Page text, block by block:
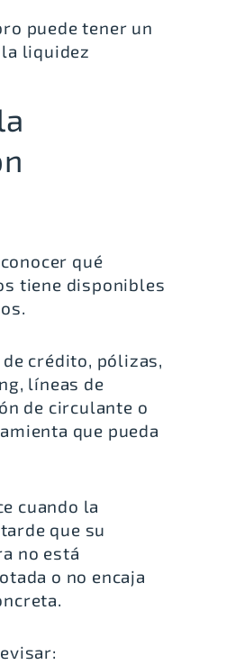
puede tener un
liquidez
qué
tiene disponibles
crédito, pólizas,
líneas de
de circulante o
que pueda
cuando la
que su
no está
o no encaja